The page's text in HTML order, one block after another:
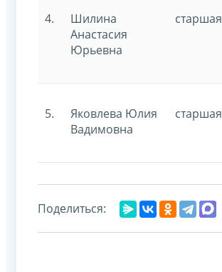
4.
Шилина
Анастасия
Юрьевна
старшая
5.
Яковлева Юлия
Вадимовна
старшая
Поделиться: